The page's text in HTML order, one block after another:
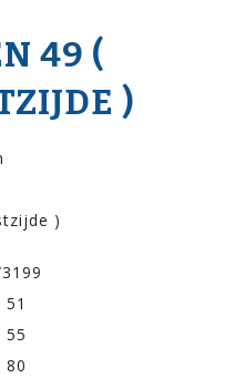
49 (
)
)
55
80